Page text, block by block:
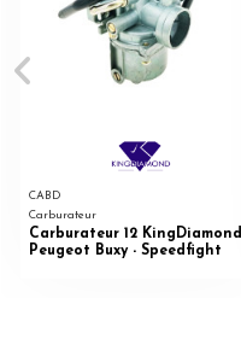
CABD
Carburateur
Carburateur 12 KingDiamond
Peugeot Buxy - Speedfight